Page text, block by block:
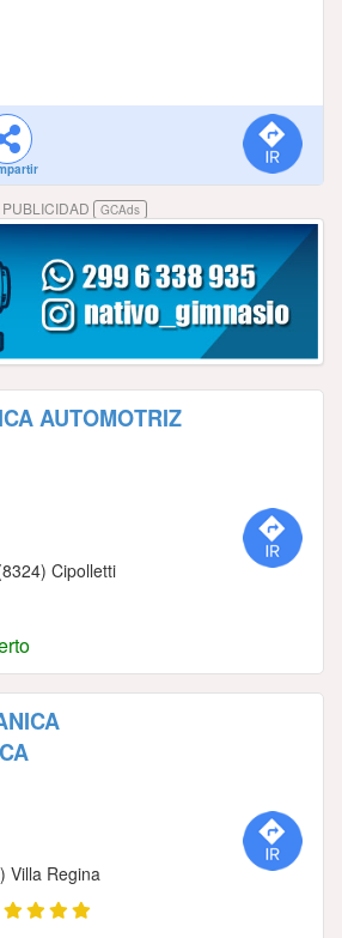
PUBLICIDAD GCAds
AUTOMOTRIZ
Cipolletti
Villa Regina